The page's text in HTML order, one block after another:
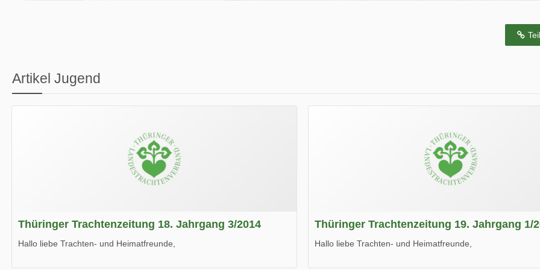
Artikel Jugend
Thüringer Trachtenzeitung 18. Jahrgang 3/2014
Hallo liebe Trachten- und Heimatfreunde,
Thüringer Trachtenzeitung 19. Jahrgang 1/
Hallo liebe Trachten- und Heimatfreunde,